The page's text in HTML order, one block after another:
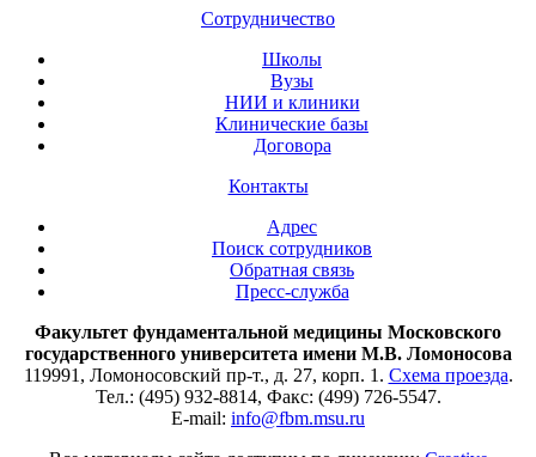
Сотрудничество
Школы
Вузы
НИИ и клиники
Клинические базы
Договора
Контакты
Адрес
Поиск сотрудников
Обратная связь
Пресс-служба
Факультет фундаментальной медицины Московского
государственного университета имени М.В. Ломоносова
119991, Ломоносовский пр-т., д. 27, корп. 1. Схема проезда.
Тел.: (495) 932-8814, Факс: (499) 726-5547.
E-mail: info@fbm.msu.ru